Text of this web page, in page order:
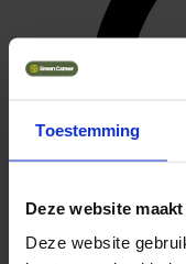
Toestemming
Deze website
Deze website
Part-time